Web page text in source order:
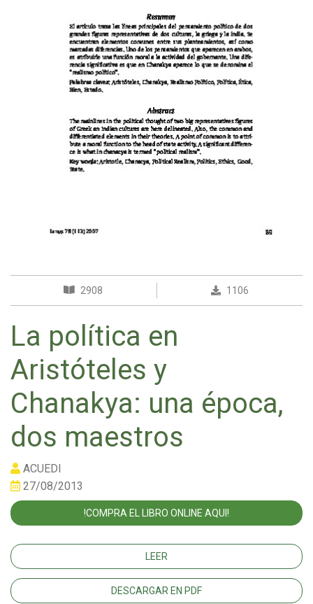
2908 1106
La política en
Aristóteles y
Chanakya: una época,
dos maestros
ACUEDI
27/08/2013
!COMPRA EL LIBRO ONLINE AQUI!
LEER
DESCARGAR EN PDF